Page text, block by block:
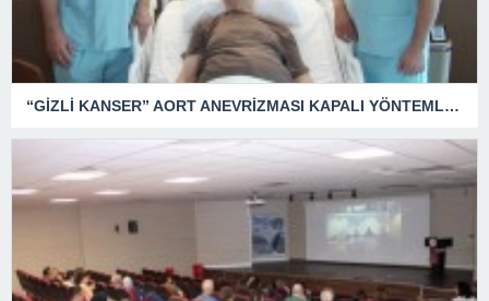
“GİZLİ KANSER” AORT ANEVRİZMASI KAPALI YÖNTEMLE TEDAVİ EDİLDİ